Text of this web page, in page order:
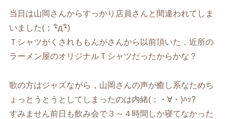
当日は山岡さんからすっかり店員さんと間違われてしま
いました(；◔ิд◔ิ)
Ｔシャツがくされももんがさんから以前頂いた，近所の
ラーメン屋のオリジナルＴシャツだったからかな？
歌の方はジャズながら，山岡さんの声が癒し系なためち
ょっとうとうとしてしまったのは内緒(；・∀・)ﾊｯ?
すみません前日も飲み会で３～４時間しか寝てなかった